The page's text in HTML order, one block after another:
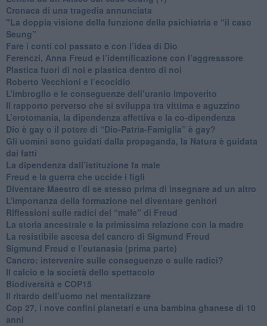
​Cronaca di una tragedia annunciata
"​La doppia visione della funzione della psichiatria e “il caso
Seung”
​Fare i conti col passato e con l’idea di Dio
​Ferenczi, Anna Freud e l’identificazione con l’aggresssore
Plastica fuori di noi e plastica dentro di noi
​Roberto Vecchioni e l’ecocidio
​L’imbroglio e le conseguenze dell’uranio impoverito
​Il rapporto perverso che si sviluppa tra vittima e aguzzino
L’erotomania, la dipendenza affettiva e la co-dipendenza
​Dio è gay o il potere di “Dio-Patria-Famiglia” è gay?
​Gli uomini sono guidati dalla propaganda, la Natura è guidata
dai fatti
La dipendenza dall’istituzione fa male
​Freud e la guerra che uccide i figli
​Diventare Maestro di se stesso prima di insegnare ad un altro
L’importanza della formazione nel diventare genitori
Riflessioni sulle radici del “male” di Freud
​La storia ancestrale e la primissima relazione con la madre
​La resistibile ascesa del cancro di Sigmund Freud
Sigmund Freud e l’eutanasia (prima parte)
Cancro: intervenire sulle conseguenze o sulle radici?
​Il calcio e la società dello spettacolo
Biodiversità e COP15
​Il ritardo dell’uomo nel mentalizzare
​Cop 27, i nove confini planetari e una bambina ghanese di 10
anni